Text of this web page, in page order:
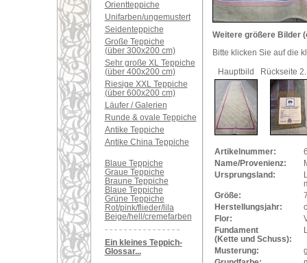
Orientteppiche
Unifarben/ungemustert
Seidenteppiche
Große Teppiche
(über 300x200 cm)
Sehr große XL Teppiche
(über 400x200 cm)
Riesige XXL Teppiche
(über 600x200 cm)
Läufer / Galerien
Runde & ovale Teppiche
Antike Teppiche
Antike China Teppiche
Blaue Teppiche
Graue Teppiche
Braune Teppiche
Blaue Teppiche
Grüne Teppiche
Rot/pink/flieder/lila
Beige/hell/cremefarben
Ein kleines Teppich-
Glossar...
Weitere größere Bilder
Bitte klicken Sie auf die
Hauptbild
Rückseite
Artikelnummer:
Name/Provenienz:
Ursprungsland:
Größe:
Herstellungsjahr:
Flor:
Fundament
(Kette und Schuss):
Musterung: